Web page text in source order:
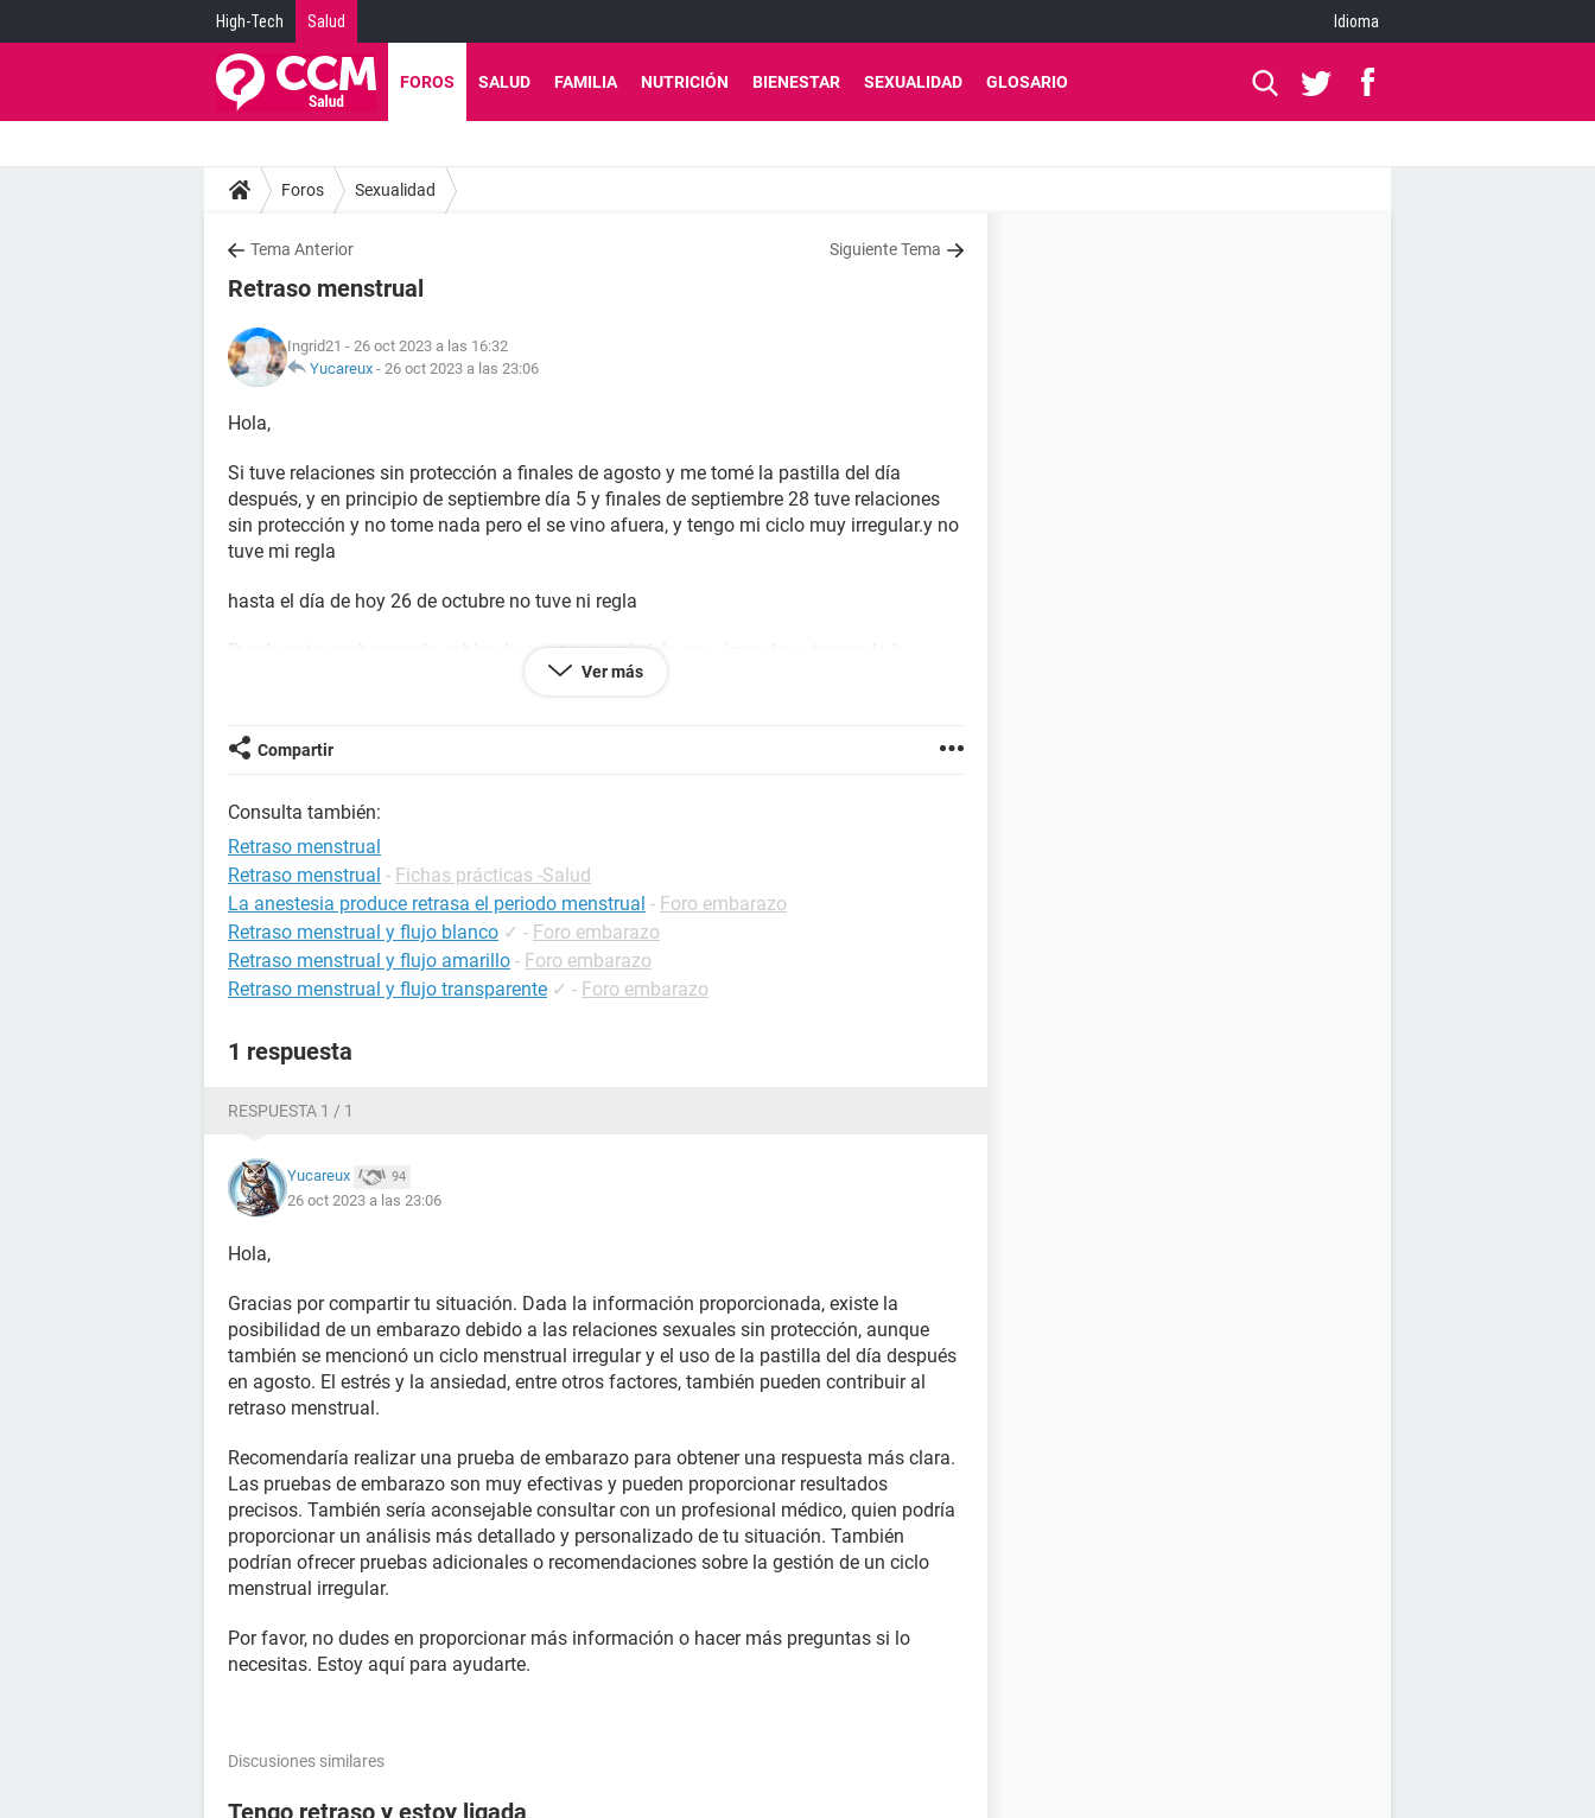
High-Tech Salud Idioma
FOROS SALUD FAMILIA NUTRICIÓN BIENESTAR SEXUALIDAD GLOSARIO
Foros Sexualidad
Tema Anterior Siguiente Tema
Retraso menstrual
Ingrid21 - 26 oct 2023 a las 16:32
Yucareux - 26 oct 2023 a las 23:06
Hola,
Si tuve relaciones sin protección a finales de agosto y me tomé la pastilla del día
después, y en principio de septiembre día 5 y finales de septiembre 28 tuve relaciones
sin protección y no tome nada pero el se vino afuera, y tengo mi ciclo muy irregular.y no
tuve mi regla
hasta el día de hoy 26 de octubre no tuve ni regla
Puedo estar embarazada sabiendo que tengo mi ciclo muy irregular y tomando la
pastilla del día siguiente.en el mes de agosto.Ver más
Compartir
Consulta también:
Retraso menstrual
Retraso menstrual - Fichas prácticas -Salud
La anestesia produce retrasa el periodo menstrual - Foro embarazo
Retraso menstrual y flujo blanco ✓ - Foro embarazo
Retraso menstrual y flujo amarillo - Foro embarazo
Retraso menstrual y flujo transparente ✓ - Foro embarazo
1 respuesta
RESPUESTA 1 / 1
Yucareux 94
26 oct 2023 a las 23:06
Hola,
Gracias por compartir tu situación. Dada la información proporcionada, existe la
posibilidad de un embarazo debido a las relaciones sexuales sin protección, aunque
también se mencionó un ciclo menstrual irregular y el uso de la pastilla del día después
en agosto. El estrés y la ansiedad, entre otros factores, también pueden contribuir al
retraso menstrual.
Recomendaría realizar una prueba de embarazo para obtener una respuesta más clara.
Las pruebas de embarazo son muy efectivas y pueden proporcionar resultados
precisos. También sería aconsejable consultar con un profesional médico, quien podría
proporcionar un análisis más detallado y personalizado de tu situación. También
podrían ofrecer pruebas adicionales o recomendaciones sobre la gestión de un ciclo
menstrual irregular.
Por favor, no dudes en proporcionar más información o hacer más preguntas si lo
necesitas. Estoy aquí para ayudarte.
Discusiones similares
Tengo retraso y estoy ligada